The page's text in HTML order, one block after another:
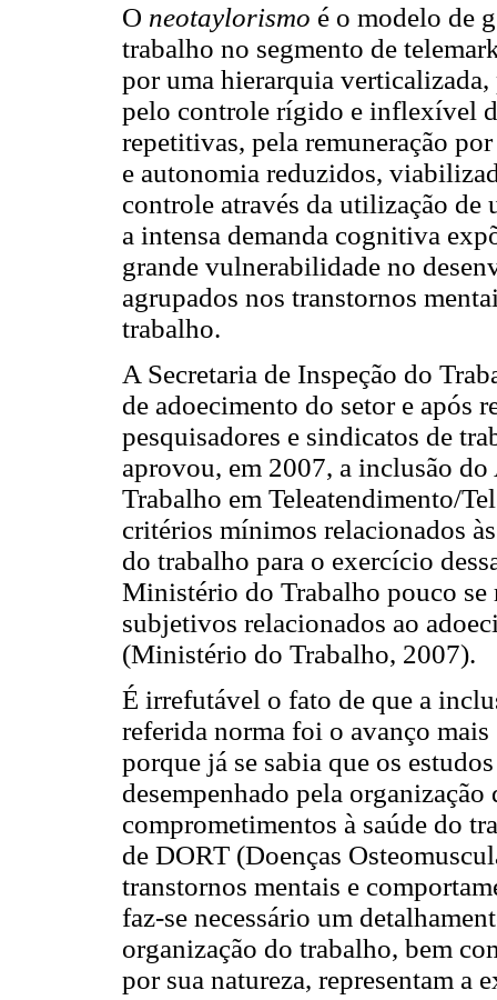
O neotaylorismo é o modelo de
trabalho no segmento de
por uma hierarquia
pelo controle rígido e inflexível
repetitivas, pela remuneração
e autonomia reduzidos,
controle através da utilização de
a intensa demanda cognitiva
grande vulnerabilidade no
agrupados nos transtornos
trabalho.
A Secretaria de Inspeção do
de adoecimento do setor e após
pesquisadores e sindicatos de
aprovou, em 2007, a inclusão
Trabalho em Teleatendimento/
critérios mínimos relacionados
do trabalho para o exercício
Ministério do Trabalho pouco se
subjetivos relacionados ao
(Ministério do Trabalho, 2007).
É irrefutável o fato de que a
referida norma foi o avanço
porque já se sabia que os
desempenhado pela
comprometimentos à saúde do
de DORT (Doenças
transtornos mentais e
faz-se necessário um
organização do trabalho, bem
por sua natureza, representam a